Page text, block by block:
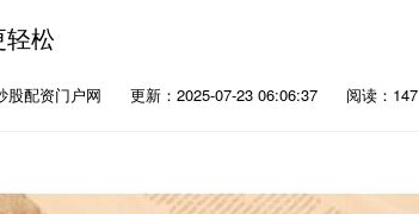
轻松
股配资门户网 更新：2025-07-23 06:06:37 阅读：147